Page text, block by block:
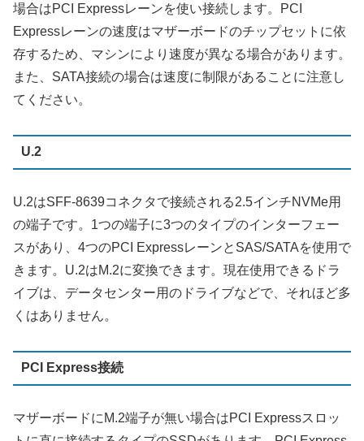
場合はPCI Expressレーンを使い接続します。PCI
Expressレーンの速度はマザーボードのチップセットに依
存するため、マシンにより速度が異なる場合があります。
また、SATA接続の場合は速度に制限があることに注意し
てください。
U.2
U.2はSFF-8639コネクタで接続される2.5インチNVMe用
の端子です。1つの端子に3つのタイプのインターフェー
スがあり、4つのPCI ExpressレーンとSAS/SATAを使用で
きます。U.2はM.2に変換できます。現在使用できるドラ
イブは、データセンター用のドライブなどで、それほど多
くはありません。
PCI Express接続
マザーボードにM.2端子が無い場合はPCI Expressスロッ